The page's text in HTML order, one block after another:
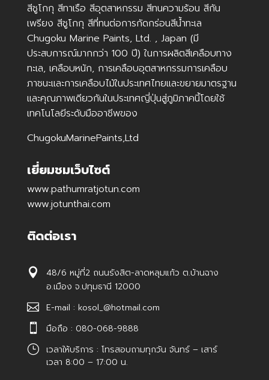
สีชูโกกุ สีทาเรือ สีอุตสาหกรรม สีทนความร้อน สีกัน
เพรียง สีชูโกกุ สีที่ทนต่อการกัดกร่อนสีน้ำทะเล
Chugoku Marine Paints, Ltd. , Japan (มี
ประสบการณ์มากกว่า 100 ปี) ในการผลิตสีเคลือบทาง
ทะเล, เคลือบหนัก, การเคลือบอุตสาหกรรมการเคลือบ
ภาชนะและการเคลือบไม้ในประเทศไทยและขยายมาตรฐาน
และคุณภาพเดียวกันในประเทศญี่ปุ่นสู่ภูมิภาคนี้โดยใช้
เทคโนโลยีระดับมืออาชีพของ
ChugokuMarinePaints,Ltd
เยี่ยมชมเว็บไซต์
www.pathumratjotun.com
www.jotunthai.com
ติดต่อเรา

48/6 หมู่ที่2 ถนนรังสิต-ลาดหลุมแก้ว ต.บ้านฉาง
อ.เมือง จ.ปทุมธานี 12000
 E-mail : kosol_@hotmail.com
 มือถือ : 080-068-9888
}
เวลาให้บริการ : โทรสอบถามทุกวัน จันทร์ – เสาร์
เวลา 8:00 – 17:00 น.